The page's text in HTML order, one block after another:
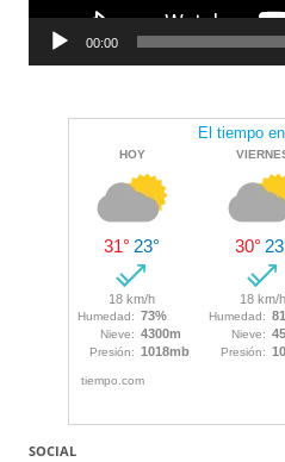
00:00
SOCIAL